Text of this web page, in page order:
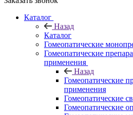
Каталог
Назад
Каталог
Гомеопатические
Гомеопатические
применения
Назад
Гомеопатические
применения
Гомеопатические
Гомеопатические